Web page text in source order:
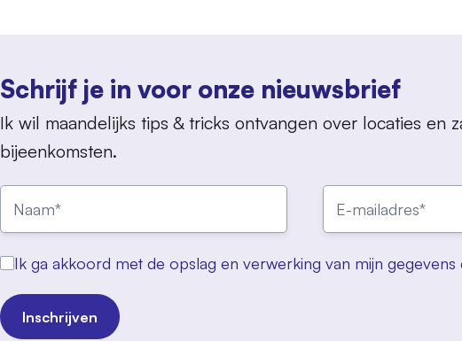
Schrijf je in voor onze nieuwsbrief
Ik wil maandelijks tips & tricks ontvangen over locaties en
bijeenkomsten.
Ik ga akkoord met de opslag en verwerking van mijn gegevens
Inschrijven